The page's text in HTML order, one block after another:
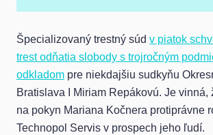
Špecializovaný trestný súd v piatok
trest odňatia slobody s trojročným
odkladom pre niekdajšiu sudkyňu
Bratislava I Miriam Repákovú. Je vinná,
na pokyn Mariana Kočnera protiprávne
Technopol Servis v prospech jeho ľudí.